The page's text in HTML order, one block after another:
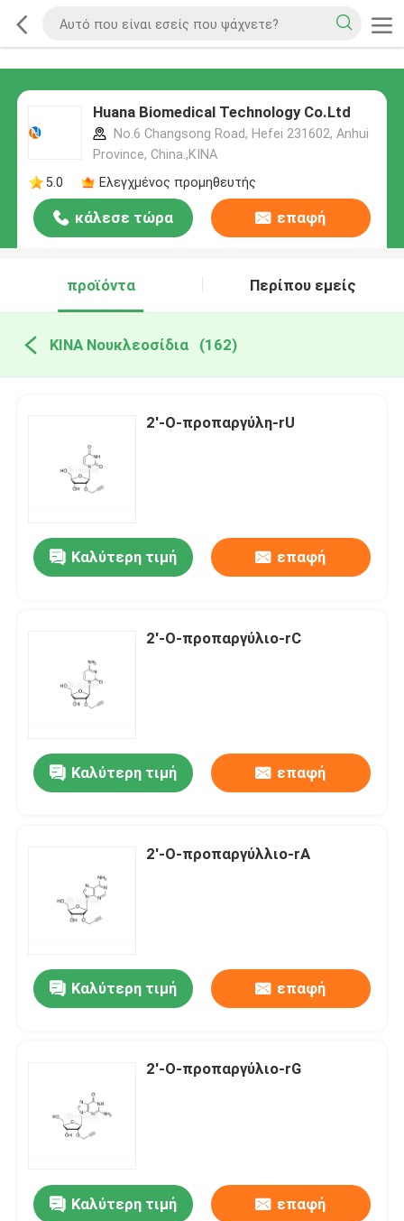
Huana Biomedical Technology Co.Ltd
No.6 Changsong Road, Hefei 231602, Anhui
Province, China.,ΚΙΝΑ
5.0
Ελεγχμένος προμηθευτής
κάλεσε τώρα επαφή
προϊόντα Περίπου εμείς
ΚΙΝΑ Νουκλεοσίδια (162)
2'-Ο-προπαργύλη-rU
Καλύτερη τιμή επαφή
2'-Ο-προπαργύλιο-rC
Καλύτερη τιμή επαφή
2'-Ο-προπαργύλλιο-rA
Καλύτερη τιμή επαφή
2'-Ο-προπαργύλιο-rG
Καλύτερη τιμή επαφή